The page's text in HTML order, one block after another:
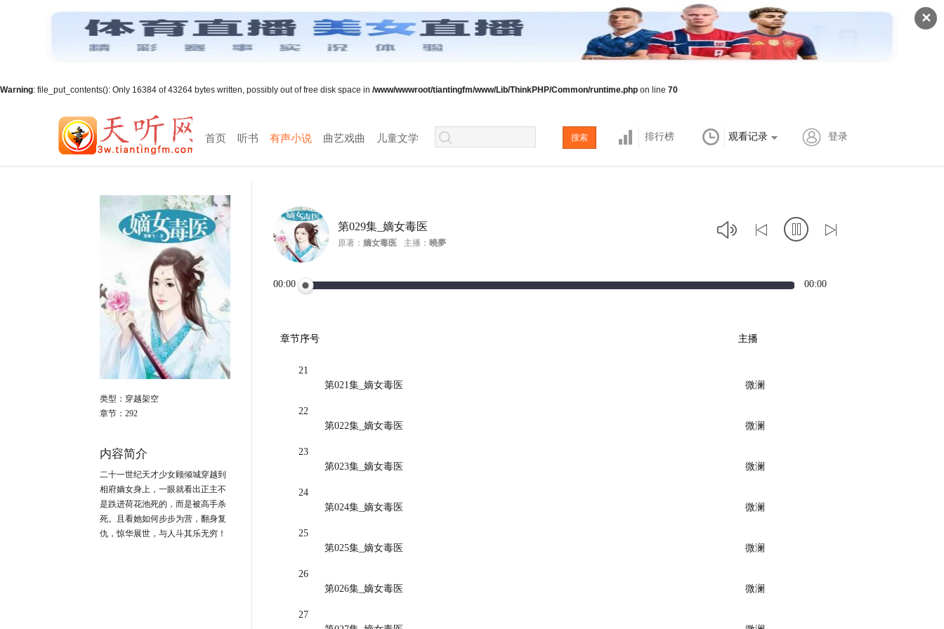
✕
Warning: file_put_contents(): Only 16384 of 43264 bytes written, possibly out of free disk space in /www/wwwroot/tiantingfm/www/Lib/ThinkPHP/Common/runtime.php on line 70
首页 听书 有声小说 曲艺戏曲 儿童文学 排行榜 观看记录 登录
类型： 穿越架空
章节： 292
内容简介
二十一世纪天才少女顾倾城穿越到
相府嫡女身上，一眼就看出正主不
是跌进荷花池死的，而是被高手杀
死。且看她如何步步为营，翻身复
仇，惊华展世，与人斗其乐无穷！
第029集_嫡女毒医
原著： 嫡女毒医 主播： 曉夢
00:00 00:00
章节序号 主播
21
第021集_嫡女毒医
微澜
22
第022集_嫡女毒医
微澜
23
第023集_嫡女毒医
微澜
24
第024集_嫡女毒医
微澜
25
第025集_嫡女毒医
微澜
26
第026集_嫡女毒医
微澜
27